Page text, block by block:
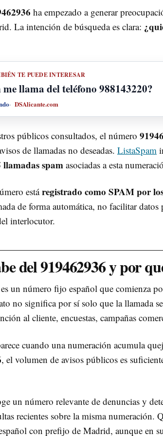
ha empezado a generar
La intención de búsqueda es clara:
TE PUEDE INTERESAR
me llama del teléfono 988143220?
DSAlicante.com
públicos consultados, el número
de llamadas no deseadas. ListaSpam
llamadas spam asociadas a esta
estáregistrado como SPAM por
de forma automática, no facilitar
interlocutor.
del 919462936 y por
es un número fijo español que comienza
no significa por sí solo que la llamada
al cliente, encuestas, campañas
cuando una numeración acumula
, el volumen de avisos públicos es
un número relevante de denuncias y
recientes sobre la misma
con prefijo de Madrid, aunque en